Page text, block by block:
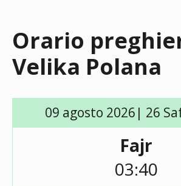
Orario
Velika Polana
09 agosto 2026| 26
Fajr
03:40